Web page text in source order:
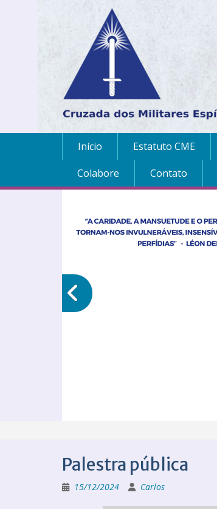
Início Estatuto CME
Colabore
Contato
Palestra pública
15/12/2024 Carlos